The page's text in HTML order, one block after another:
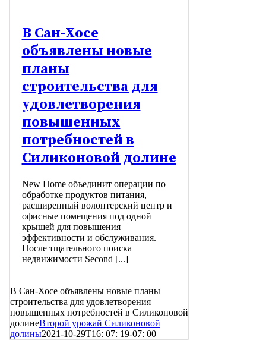
В Сан-Хосе
объявлены новые
планы
строительства для
удовлетворения
повышенных
потребностей в
Силиконовой долине
New Home объединит операции по
обработке продуктов питания,
расширенный волонтерский центр и
офисные помещения под одной
крышей для повышения
эффективности и обслуживания.
После тщательного поиска
недвижимости Second [...]
В Сан-Хосе объявлены новые планы
строительства для удовлетворения
повышенных потребностей в Силиконовой
долинеВторой урожай Силиконовой
долины2021-10-29T16: 07: 19-07: 00